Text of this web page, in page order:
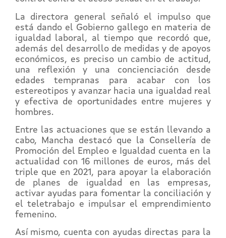
La directora general señaló el impulso que
está dando el Gobierno gallego en materia de
igualdad laboral, al tiempo que recordó que,
además del desarrollo de medidas y de apoyos
económicos, es preciso un cambio de actitud,
una reflexión y una concienciación desde
edades tempranas para acabar con los
estereotipos y avanzar hacia una igualdad real
y efectiva de oportunidades entre mujeres y
hombres.
Entre las actuaciones que se están llevando a
cabo, Mancha destacó que la Consellería de
Promoción del Empleo e Igualdad cuenta en la
actualidad con 16 millones de euros, más del
triple que en 2021, para apoyar la elaboración
de planes de igualdad en las empresas,
activar ayudas para fomentar la conciliación y
el teletrabajo e impulsar el emprendimiento
femenino.
Así mismo, cuenta con ayudas directas para la